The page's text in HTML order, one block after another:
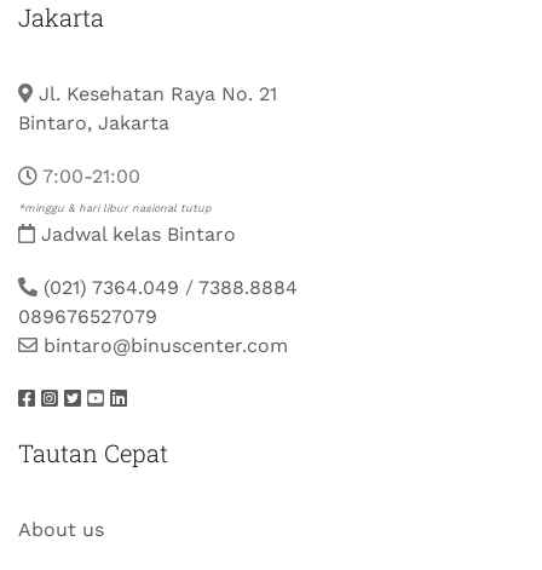
Jakarta
Jl. Kesehatan Raya No. 21
Bintaro, Jakarta
7:00-21:00
*minggu & hari libur nasional tutup
Jadwal kelas Bintaro
(021) 7364.049 / 7388.8884
089676527079
bintaro@binuscenter.com
Tautan Cepat
About us